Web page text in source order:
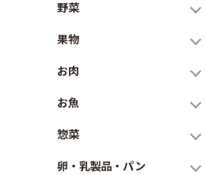
野菜
果物
お肉
お魚
惣菜
卵・乳製品・パン